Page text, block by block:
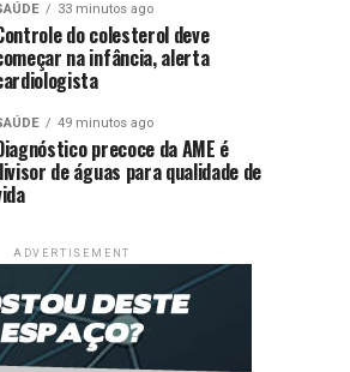
33 minutos ago
do colesterol deve
na infância, alerta
49 minutos ago
precoce da AME é
de águas para qualidade de
ADVERTISEMENT